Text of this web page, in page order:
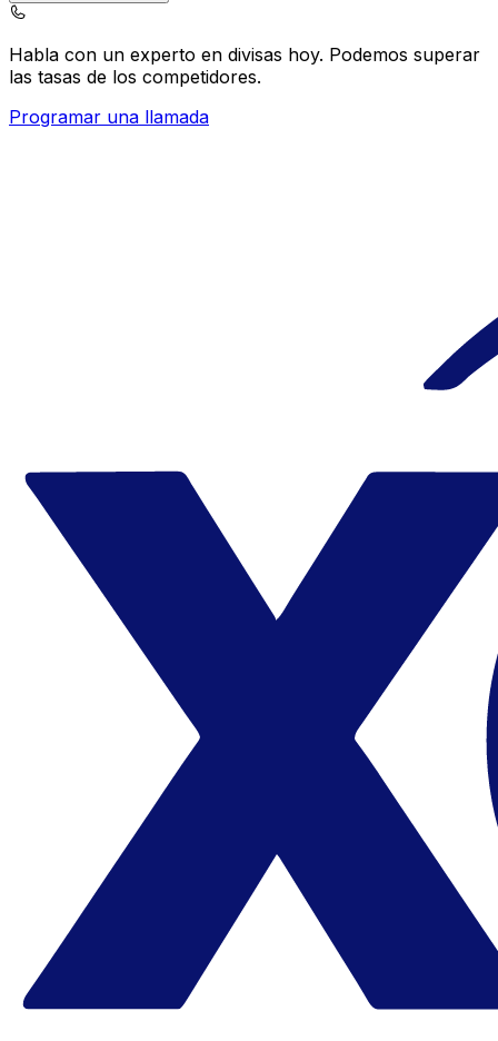
Habla con un experto en divisas hoy. Podemos superar
las tasas de los competidores.
Programar una llamada